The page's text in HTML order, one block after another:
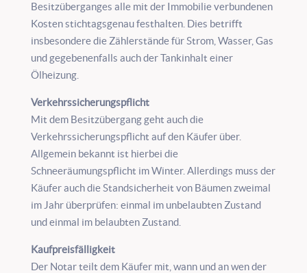
Besitzüberganges alle mit der Immobilie verbundenen
Kosten stichtagsgenau festhalten. Dies betrifft
insbesondere die Zählerstände für Strom, Wasser, Gas
und gegebenenfalls auch der Tankinhalt einer
Ölheizung.
Verkehrssicherungspflicht
Mit dem Besitzübergang geht auch die
Verkehrssicherungspflicht auf den Käufer über.
Allgemein bekannt ist hierbei die
Schneeräumungspflicht im Winter. Allerdings muss der
Käufer auch die Standsicherheit von Bäumen zweimal
im Jahr überprüfen: einmal im unbelaubten Zustand
und einmal im belaubten Zustand.
Kaufpreisfälligkeit
Der Notar teilt dem Käufer mit, wann und an wen der